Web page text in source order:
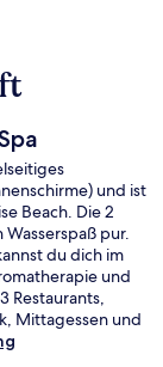
und ist
Beach. Die 2
pur.
du dich im
und
Restaurants,
Mittagessen und
Hotel im